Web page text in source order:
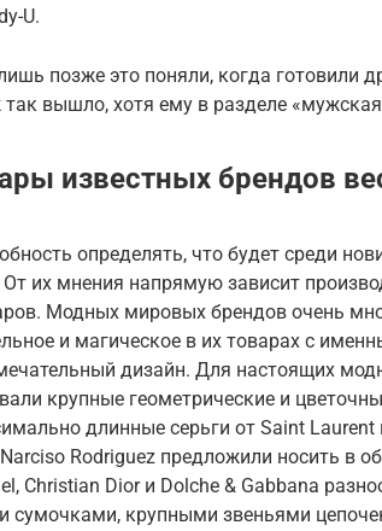
U.
позже это поняли, когда готовили
так вышло, хотя ему в разделе
известных брендов
определять, что будет среди
От их мнения напрямую зависит
Модных мировых брендов очень
и магическое в их товарах с
дизайн. Для настоящих
крупные геометрические и
длинные серьги от Saint
Rodriguez предложили носить в
Christian Dior и Dolche & Gabbana
сумочками, крупными звеньями